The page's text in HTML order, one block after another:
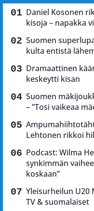
Daniel Kosonen
kisoja – napakka
Suomen
kulta entistä
Dramaattinen
keskeytti kisan
Suomen
– ”Tosi vaikeaa
Lehtonen rikkoi
Podcast: Wilma
synkimmän
koskaan”
Yleisurheilun U20
TV & suomalaiset